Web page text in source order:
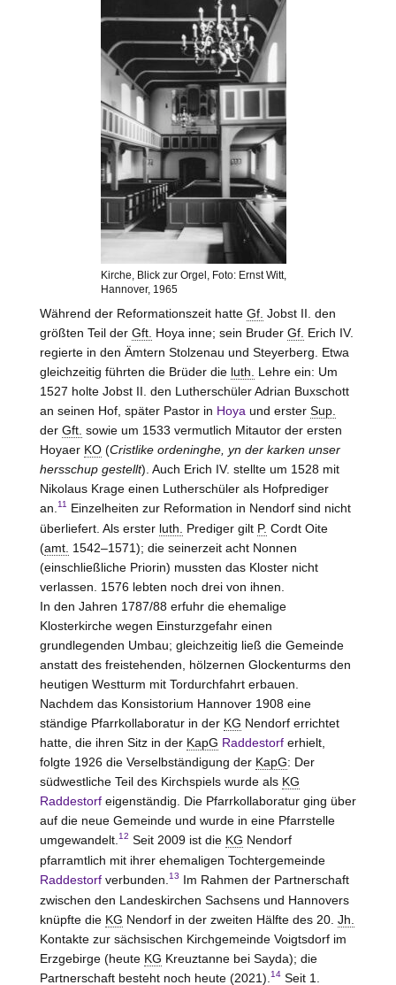
Kirche, Blick zur Orgel, Foto: Ernst Witt,
Hannover, 1965
Während der Reformationszeit hatte Gf. Jobst II. den
größten Teil der Gft. Hoya inne; sein Bruder Gf. Erich IV.
regierte in den Ämtern Stolzenau und Steyerberg . Etwa
gleichzeitig führten die Brüder die luth.
Lehre ein: Um
1527 holte Jobst II. den Lutherschüler Adrian Buxschott
an seinen Hof, später Pastor in Hoya und erster Sup.
der Gft. sowie um 1533 vermutlich Mitautor der ersten
Hoyaer KO(Cristlike ordeninghe, yn der karken unser
hersschup gestellt). Auch Erich IV. stellte um 1528 mit
Nikolaus Krage einen Lutherschüler als Hofprediger
an. 11
Einzelheiten zur Reformation in Nendorf sind nicht
überliefert. Als erster luth. Prediger gilt P. Cordt Oite
(amt. 1542–1571); die seinerzeit acht Nonnen
(einschließliche Priorin) mussten das Kloster nicht
verlassen. 1576 lebten noch drei von ihnen.
In den Jahren 1787/88 erfuhr die ehemalige
Klosterkirche wegen Einsturzgefahr einen
grundlegenden Umbau; gleichzeitig ließ die Gemeinde
anstatt des freistehenden, hölzernen Glockenturms den
heutigen Westturm mit Tordurchfahrt erbauen.
Nachdem das Konsistorium Hannover 1908 eine
ständige Pfarrkollaboratur in der KG Nendorf errichtet
hatte, die ihren Sitz in der KapG Raddestorferhielt,
folgte 1926 die Verselbständigung der KapG: Der
südwestliche Teil des Kirchspiels wurde als KG
Raddestorfeigenständig. Die Pfarrkollaboratur ging über
auf die neue Gemeinde und wurde in eine Pfarrstelle
umgewandelt. 12 Seit 2009 ist die KG Nendorf
pfarramtlich mit ihrer ehemaligen Tochtergemeinde
Raddestorfverbunden. 13 Im Rahmen der Partnerschaft
zwischen den Landeskirchen Sachsens und Hannovers
knüpfte die KG Nendorf in der zweiten Hälfte des 20. Jh.
Kontakte zur sächsischen Kirchgemeinde Voigtsdorf im
Erzgebirge (heute KG Kreuztanne bei Sayda); die
Partnerschaft besteht noch heute (2021). 14Seit 1.